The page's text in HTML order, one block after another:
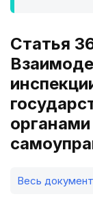
Статья
Весь документ